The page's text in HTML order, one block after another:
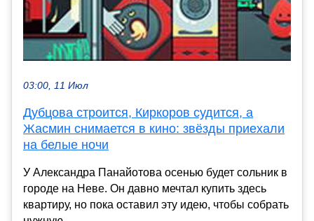
03:00, 11 Июл
Дубцова строится, Киркоров судится, а
Жасмин снимается в кино: звёзды приехали
на белые ночи
У Александра Панайотова осенью будет сольник в
городе на Неве. Он давно мечтал купить здесь
квартиру, но пока оставил эту идею, чтобы собрать